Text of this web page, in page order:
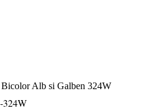
Alb si Galben 324W